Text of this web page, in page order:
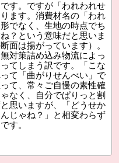
す。ですが「われわれせ
ます。消費材名の「われ
でなく、生地の時点でち
？という意味だと思いま
面は揚がっています）。
対策詰め込み物流によっ
てしまう訳です。「こな
て「曲がりせんべい」で
て、常々ご自慢の素性確
なく、自分でぱりっと割
思いますが、「どうせか
じゃね？」と相変わらず
す。